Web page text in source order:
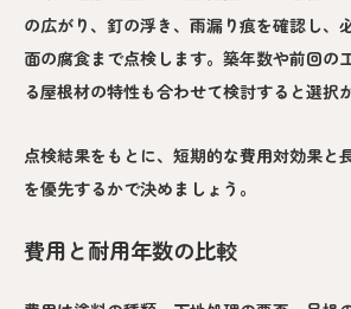
の広がり、釘の浮き、雨漏り痕を確認し、
面の腐食まで点検します。築年数や前回の
る屋根材の特性も合わせて検討すると選択
点検結果をもとに、短期的な費用対効果と
を優先するかで決めましょう。
費用と耐用年数の比較